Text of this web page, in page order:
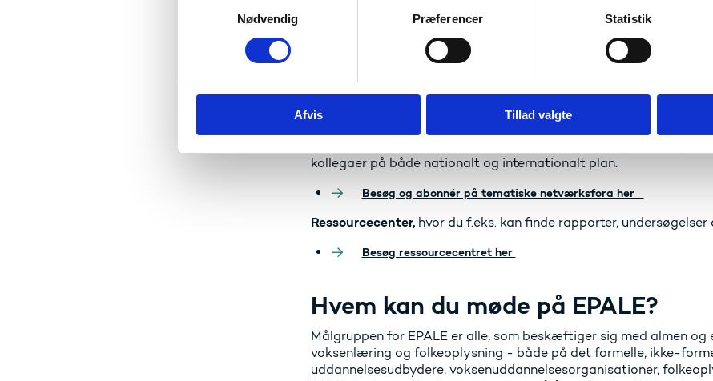
v
Nødvendig Præferencer Statistik
Afvis Tillad valgte
om f.eks. den politiske
aktuelle emner samt vigtige tendenser, som vedrører
erhvervsrettet voksenuddannelse samt folkeoplysning.
Besøg den danske nyhedsoversigt her
Se seneste danske blogindlæg her
hvor du kan udveksle erfaring, drøfte praksis og
kollegaer på både nationalt og internationalt plan.
Besøg og abonnér på tematiske netværksfora her
Ressourcecenter, hvor du f.eks. kan finde rapporter,
Besøg ressourcecentret her
Hvem kan du møde på EPALE?
Målgruppen for EPALE er alle, som beskæftiger sig med almen
voksenlæring og folkeoplysning - både på det formelle, ikke-
uddannelsesudbydere, voksenuddannelsesorganisationer,